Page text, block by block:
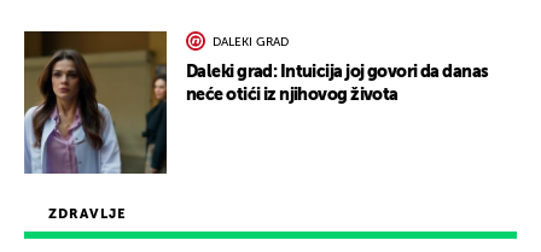
ZDRAVLJE
DALEKI GRAD
Daleki grad: Intuicija joj govori da danas
neće otići iz njihovog života